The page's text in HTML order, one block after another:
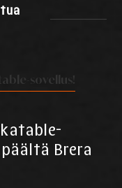
sovellus!
Brera